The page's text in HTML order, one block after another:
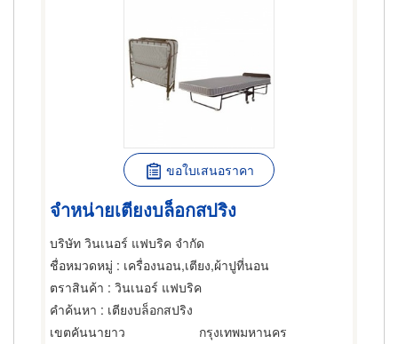
ขอใบเสนอราคา
จำหน่ายเตียงบล็อกสปริง
บริษัท วินเนอร์ แฟบริค จำกัด
ชื่อหมวดหมู่ : เครื่องนอน,เตียง,ผ้าปูที่นอน
ตราสินค้า : วินเนอร์ แฟบริค
คำค้นหา : เตียงบล็อกสปริง
เขตคันนายาว
กรุงเทพมหานคร